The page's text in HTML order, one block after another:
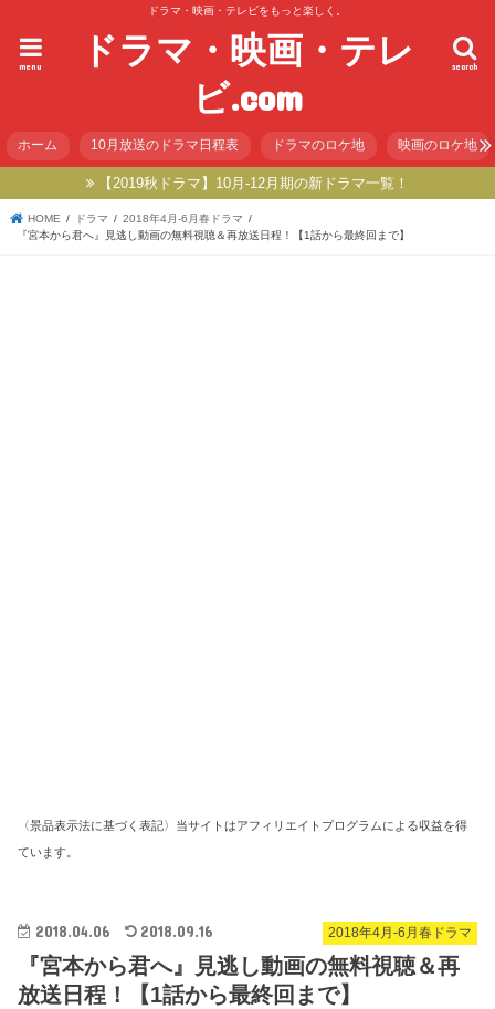
ドラマ・映画・テレビをもっと楽しく。
ドラマ・映画・テレ
ビ.com
search
menu
ホーム 10月放送のドラマ日程表 ドラマのロケ地 映画のロケ地
【2019秋ドラマ】10月-12月期の新ドラマ一覧！
HOME ドラマ
2018年4月-6月春ドラマ
『宮本から君へ』見逃し動画の無料視聴＆再放送日程！【1話から最終回まで】
〈景品表示法に基づく表記〉当サイトはアフィリエイトプログラムによる収益を得
ています。
2018年4月-6月春ドラマ
2018.04.06 2018.09.16
『宮本から君へ』見逃し動画の無料視聴＆再
放送日程！【1話から最終回まで】